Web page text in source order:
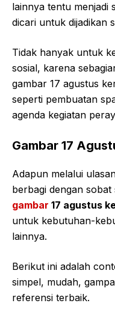
lainnya tentu menjadi
dicari untuk dijadikan
Tidak hanyak untuk
sosial, karena
gambar 17 agustus
seperti pembuatan
agenda kegiatan
Gambar 17
Adapun melalui
berbagi dengan
gambar 17 agustus
untuk kebutuhan-
lainnya.
Berikut ini adalah
simpel, mudah,
referensi terbaik.